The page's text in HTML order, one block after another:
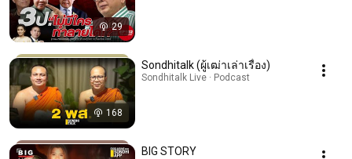
29
168
Sondhitalk (ผู้เฒ่าเล่าเรื่อง)
Sondhitalk Live · Podcast
BIG STORY